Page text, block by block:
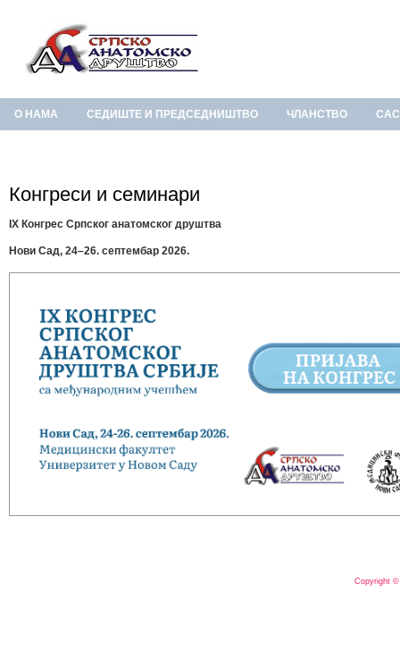
О НАМА СЕДИШТЕ И ПРЕДСЕДНИШТВО ЧЛАНСТВО
Конгреси и семинари
IX Конгрес Српског анатомског друштва
Нови Сад, 24–26. септембар 2026.
Copyright ©